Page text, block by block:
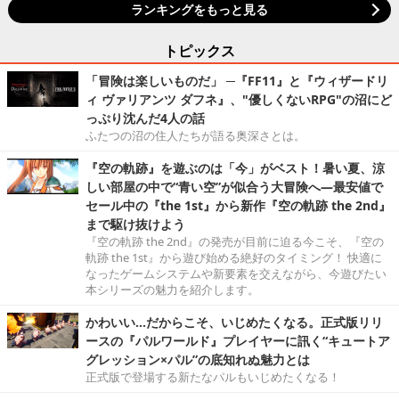
ランキングをもっと見る
トピックス
「冒険は楽しいものだ」 ─『FF11』と『ウィザードリ
ィ ヴァリアンツ ダフネ』、"優しくないRPG"の沼にど
っぷり沈んだ4人の話
ふたつの沼の住人たちが語る奥深さとは。
『空の軌跡』を遊ぶのは「今」がベスト！暑い夏、涼
しい部屋の中で“青い空”が似合う大冒険へ―最安値で
セール中の『the 1st』から新作『空の軌跡 the 2nd』
まで駆け抜けよう
『空の軌跡 the 2nd』の発売が目前に迫る今こそ、『空の
軌跡 the 1st』から遊び始める絶好のタイミング！ 快適に
なったゲームシステムや新要素を交えながら、今遊びたい
本シリーズの魅力を紹介します。
かわいい…だからこそ、いじめたくなる。正式版リリ
ースの『パルワールド』プレイヤーに訊く“キュートア
グレッション×パル”の底知れぬ魅力とは
正式版で登場する新たなパルもいじめたくなる！